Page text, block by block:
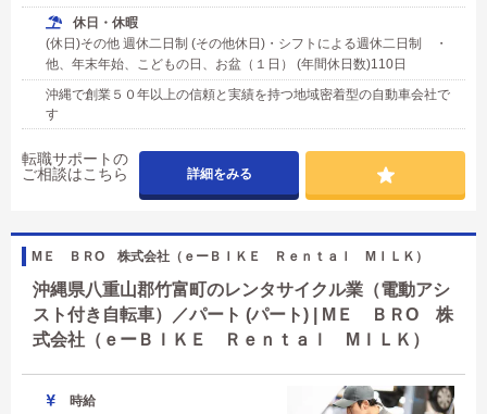
休日・休暇
(休日)その他 週休二日制 (その他休日)・シフトによる週休二日制 ・
他、年末年始、こどもの日、お盆（１日） (年間休日数)110日
沖縄で創業５０年以上の信頼と実績を持つ地域密着型の自動車会社で
す
転職サポートの
ご相談はこちら
詳細をみる
МＥ ＢＲО 株式会社（ｅーＢＩＫＥ Ｒｅｎｔａｌ МＩＬＫ）
沖縄県八重山郡竹富町のレンタサイクル業（電動アシ
スト付き自転車）／パート (パート) | МＥ ＢＲО 株
式会社（ｅーＢＩＫＥ Ｒｅｎｔａｌ МＩＬＫ）
時給